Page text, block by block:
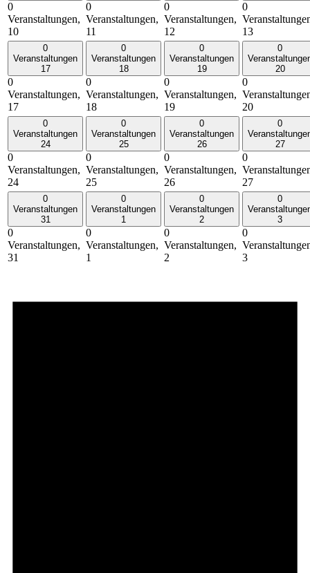
0
Veranstaltungen,
10
0
Veranstaltungen,
11
0
Veranstaltungen,
12
0
13
0
Veranstaltungen
17
0
Veranstaltungen,
17
0
Veranstaltungen
18
0
Veranstaltungen,
18
0
Veranstaltungen
19
0
Veranstaltungen,
19
0
20
0
20
0
Veranstaltungen
24
0
Veranstaltungen,
24
0
Veranstaltungen
25
0
Veranstaltungen,
25
0
Veranstaltungen
26
0
Veranstaltungen,
26
0
27
0
27
0
Veranstaltungen
31
0
Veranstaltungen,
31
0
Veranstaltungen
1
0
Veranstaltungen,
1
0
Veranstaltungen
2
0
Veranstaltungen,
2
0
3
0
3